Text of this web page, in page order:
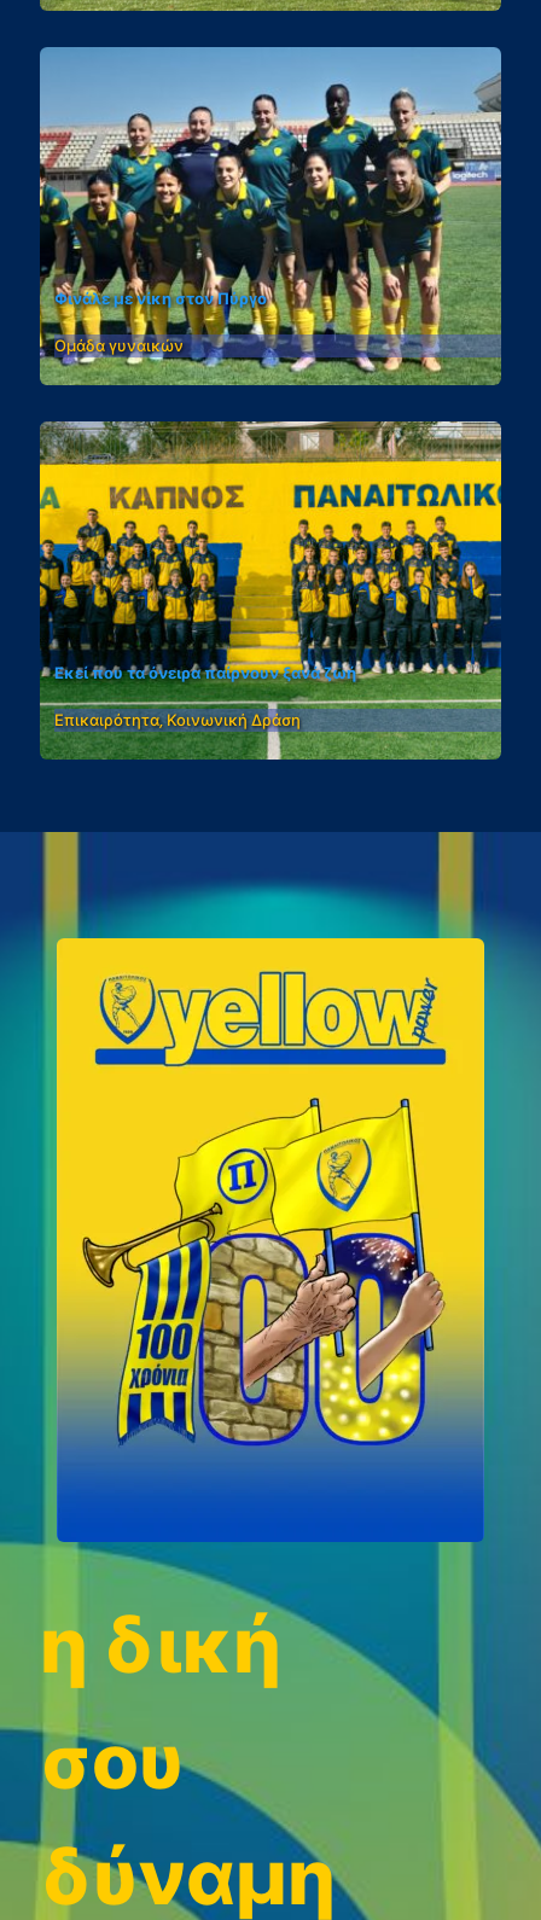
Φινάλε με νίκη στον Πύργο
Ομάδα γυναικών
Εκεί που τα όνειρα παίρνουν ξανά ζωή
Επικαιρότητα, Κοινωνική Δράση
η δική
σου
δύναμη